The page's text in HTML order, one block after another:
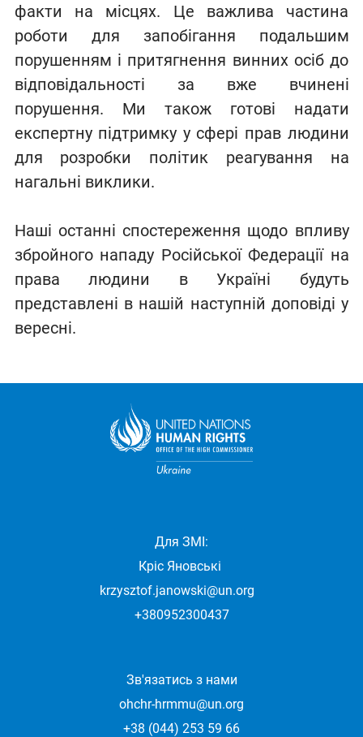
факти на місцях. Це важлива частина
роботи для запобігання подальшим
порушенням і притягнення винних осіб до
відповідальності за вже вчинені
порушення. Ми також готові надати
експертну підтримку у сфері прав людини
для розробки політик реагування на
нагальні виклики.
Наші останні спостереження щодо впливу
збройного нападу Російської Федерації на
права людини в Україні будуть
представлені в нашій наступній доповіді у
вересні.
Для ЗМІ:
Кріс Яновські
krzysztof.janowski@un.org
+380952300437
Зв'язатись з нами
ohchr-hrmmu@un.org
+38 (044) 253 59 66